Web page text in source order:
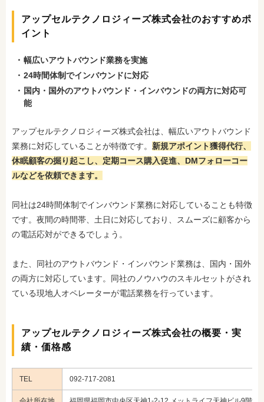
アップセルテクノロジィーズ株式会社のおすすめポ
イント
幅広いアウトバウンド業務を実施
24時間体制でインバウンドに対応
国内・国外のアウトバウンド・インバウンドの両方に対応可
能
アップセルテクノロジィーズ株式会社は、幅広いアウトバウンド
業務に対応していることが特徴です。 新規アポイント獲得代行、
休眠顧客の掘り起こし、定期コース購入促進、DMフォローコー
ルなどを依頼できます。
同社は24時間体制でインバウンド業務に対応していることも特徴
です。夜間の時間帯、土日に対応しており、スムーズに顧客から
の電話応対ができるでしょう。
また、同社のアウトバウンド・インバウンド業務は、国内・国外
の両方に対応しています。同社のノウハウのスキルセットがされ
ている現地人オペレーターが電話業務を行っています。
アップセルテクノロジィーズ株式会社の概要・実
績・価格感
TEL 092-717-2081